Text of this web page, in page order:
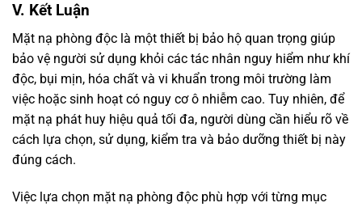
V. Kết Luận
Mặt nạ phòng độc là một thiết bị bảo hộ quan trọng giúp
bảo vệ người sử dụng khỏi các tác nhân nguy hiểm như khí
độc, bụi mịn, hóa chất và vi khuẩn trong môi trường làm
việc hoặc sinh hoạt có nguy cơ ô nhiễm cao. Tuy nhiên, để
mặt nạ phát huy hiệu quả tối đa, người dùng cần hiểu rõ về
cách lựa chọn, sử dụng, kiểm tra và bảo dưỡng thiết bị này
đúng cách.
Việc lựa chọn mặt nạ phòng độc phù hợp với từng mục